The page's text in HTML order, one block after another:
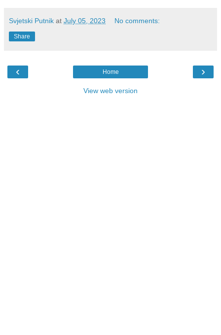
Svjetski Putnik at July 05, 2023 No comments:
Share
‹ ›
Home
View web version